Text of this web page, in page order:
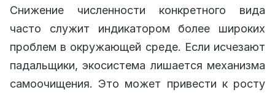
Снижение численности конкретного вида
часто служит индикатором более широких
проблем в окружающей среде. Если исчезают
падальщики, экосистема лишается механизма
самоочищения. Это может привести к росту